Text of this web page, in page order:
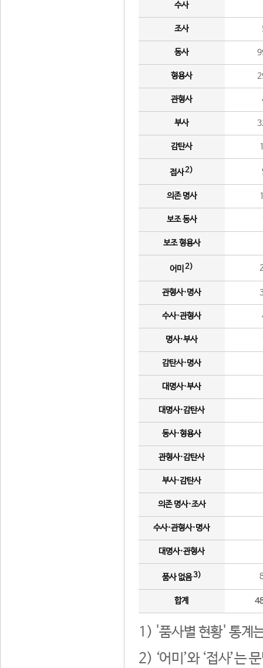
수사
조사
동사
형용사
관형사
부사
감탄사
접사2)
의존 명사
보조 동사
보조 형용사
어미 2)
관형사·명사
수사·관형사
명사·부사
감탄사·명사
대명사·부사
대명사·감탄사
동사·형용사
관형사·감탄사
부사·감탄사
의존 명사·조사
수사·관형사·명사
대명사·관형사
품사 없음3)
합계
1) '품사별 현황' 통계
2) ‘어미’와 ‘접사’는